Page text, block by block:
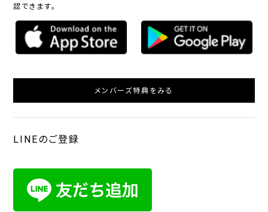
認できます。
メンバーズ特典をみる
LINEのご登録